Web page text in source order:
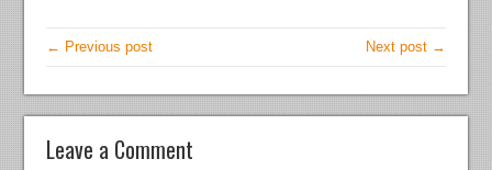
← Previous post Next post →
Leave a Comment